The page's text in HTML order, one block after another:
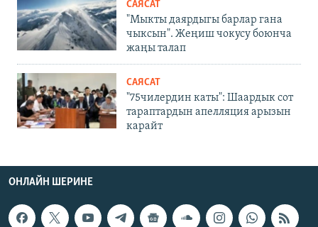
САЯСАТ
"Мыкты даярдыгы барлар гана
чыксын". Жеңиш чокусу боюнча
жаңы талап
САЯСАТ
"75чилердин каты": Шаардык сот
тараптардын апелляция арызын
карайт
ОНЛАЙН ШЕРИНЕ